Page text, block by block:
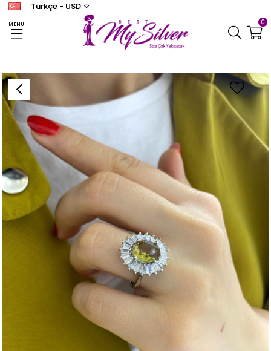
MENU
Türkçe - USD
0
Kadın Gümüş Zültanit Taşlı Yüzük